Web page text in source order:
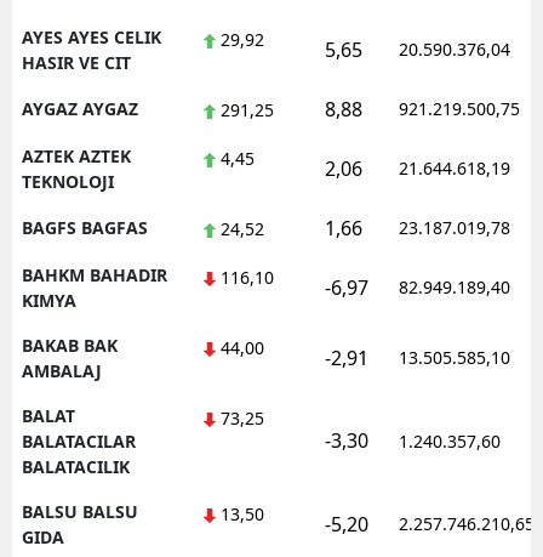
AYES AYES CELIK
HASIR VE CIT
29,92 5,65 20.590.376,04
AYGAZ AYGAZ 291,25 8,88 921.219.500,75
AZTEK AZTEK
TEKNOLOJI
4,45 2,06 21.644.618,19
BAGFS BAGFAS 24,52 1,66 23.187.019,78
BAHKM BAHADIR
KIMYA
116,10 -6,97 82.949.189,40
BAKAB BAK
AMBALAJ
44,00 -2,91 13.505.585,10
BALAT
BALATACILAR
BALATACILIK
73,25
-3,30 1.240.357,60
BALSU BALSU
GIDA
13,50 -5,20 2.257.746.210,65